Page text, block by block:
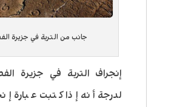
جانب من التربة في جزيرة
إنجراف التربة في جزيرة
لدرجة أنه إذا كتبت عبارة